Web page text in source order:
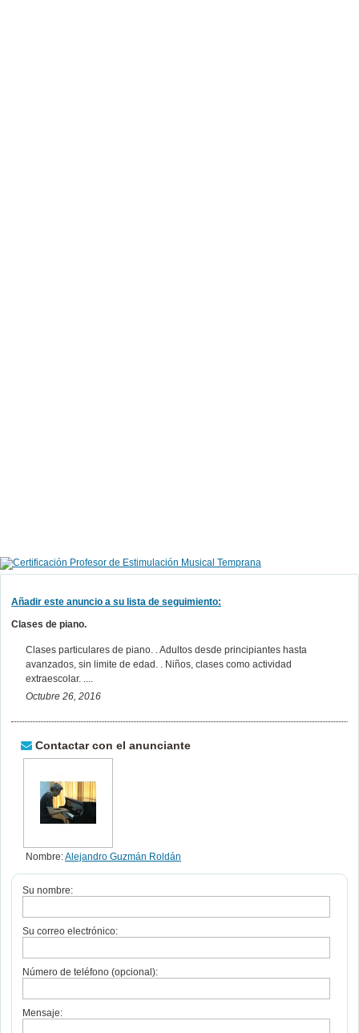
Añadir este anuncio a su lista de seguimiento:
Clases de piano.
Clases particulares de piano. . Adultos desde principiantes hasta
avanzados, sin limite de edad. . Niños, clases como actividad
extraescolar. ....
Octubre 26, 2016
Contactar con el anunciante
Nombre:Alejandro Guzmán Roldán
Su nombre:
Su correo electrónico:
Número de teléfono (opcional):
Mensaje: